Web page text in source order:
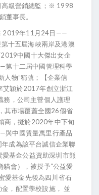
高級營銷總監；※ 1998
董事長。
2019年11月24日——
十五屆海峽兩岸及港澳
中國十大傑出女企
十二屆中國管理科學
人物”稱號；【企業信
艾穎於2017年創立浙江
務，公司主營個人護理
其市場覆蓋全國26個省
商，擬於2020年中下旬
中國質量萬里行產品
成為該平台誠信企業聯
基金公益資助深圳市熊
會），被授予“公益愛
基金先後為四川省石
，配置學校設施， 並